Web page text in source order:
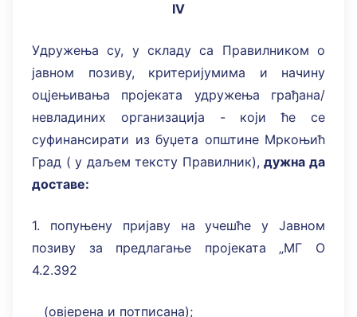
IV
Удружења су, у складу са Правилником о
јавном позиву, критеријумима и начину
оцјењивања пројеката удружења грађана/
невладиних организација - који ће се
суфинансирати из буџета општине Мркоњић
Град ( у даљем тексту Правилник),дужна да
доставе:
1. попуњену пријаву на учешће у Јавном
позиву за предлагање пројеката „МГ О
4.2.392
(овјерена и потписана);